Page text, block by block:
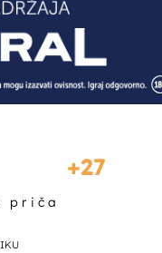
27
priča